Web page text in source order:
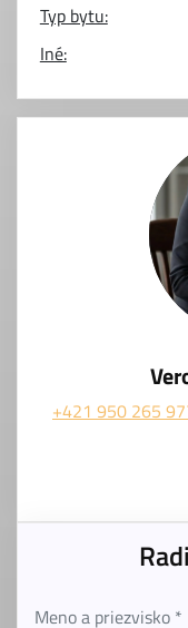
Typ bytu:
Iné:
+421 950 265